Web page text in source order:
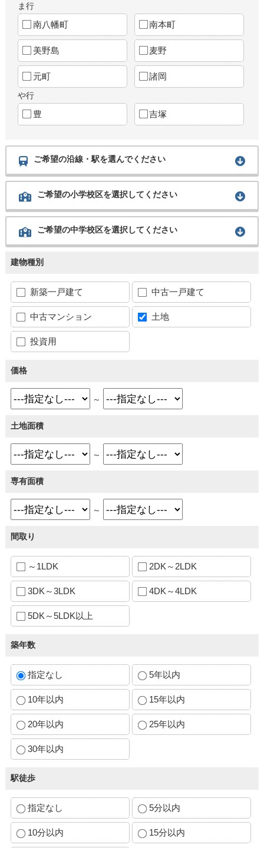
ま行
南八幡町 南本町
美野島 麦野
元町 諸岡
や行
豊 吉塚
ご希望の沿線・駅を選んでください
ご希望の小学校区を選択してください
ご希望の中学校区を選択してください
建物種別
新築一戸建て 中古一戸建て
中古マンション 土地
投資用
価格
～
土地面積
～
専有面積
～
間取り
～1LDK 2DK～2LDK
3DK～3LDK 4DK～4LDK
5DK～5LDK以上
築年数
指定なし 5年以内
10年以内 15年以内
20年以内 25年以内
30年以内
駅徒歩
指定なし 5分以内
10分以内 15分以内